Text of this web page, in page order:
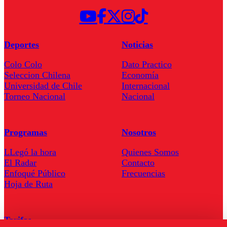
Deportes
Colo Colo
Seleccion Chilena
Universidad de Chile
Torneo Nacional
Noticias
Dato Practico
Economía
Internacional
Nacional
Programas
LLegó la hora
El Radar
Enfoqué Público
Hoja de Ruta
Nosotros
Quienes Somos
Contacto
Frecuencias
Tarifas